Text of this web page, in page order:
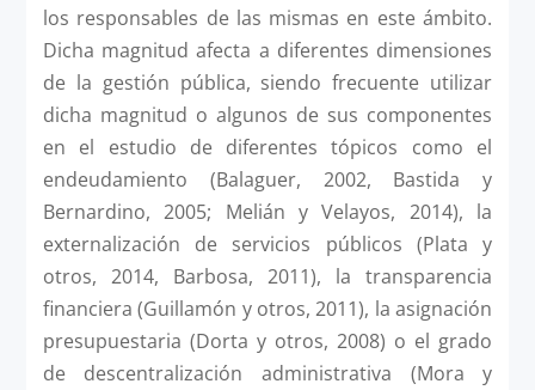
los responsables de las mismas en este ámbito.
Dicha magnitud afecta a diferentes dimensiones
de la gestión pública, siendo frecuente utilizar
dicha magnitud o algunos de sus componentes
en el estudio de diferentes tópicos como el
endeudamiento (Balaguer, 2002, Bastida y
Bernardino, 2005; Melián y Velayos, 2014), la
externalización de servicios públicos (Plata y
otros, 2014, Barbosa, 2011), la transparencia
financiera (Guillamón y otros, 2011), la asignación
presupuestaria (Dorta y otros, 2008) o el grado
de descentralización administrativa (Mora y